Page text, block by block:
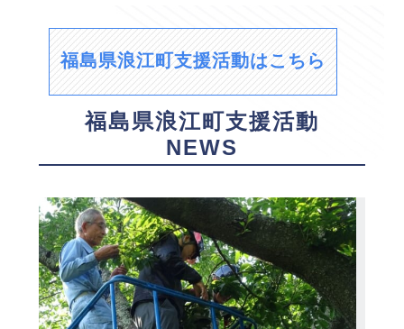
福島県浪江町支援活動はこちら
福島県浪江町支援活動
NEWS